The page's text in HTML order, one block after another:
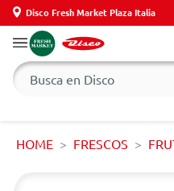
Disco Fresh Market Plaza Italia
HOME FRESCOS